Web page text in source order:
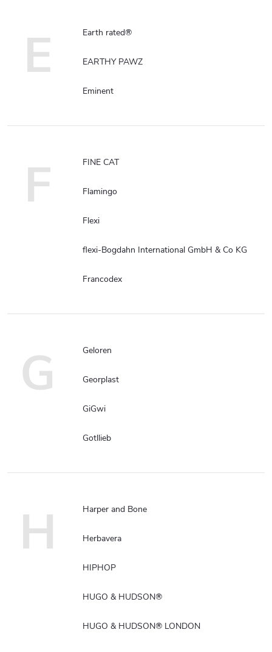
E Earth rated®
EARTHY PAWZ
Eminent
F FINE CAT
Flamingo
Flexi
flexi-Bogdahn International GmbH & Co KG
Francodex
G Geloren
Georplast
GiGwi
Gotllieb
H Harper and Bone
Herbavera
HIPHOP
HUGO & HUDSON®
HUGO & HUDSON® LONDON